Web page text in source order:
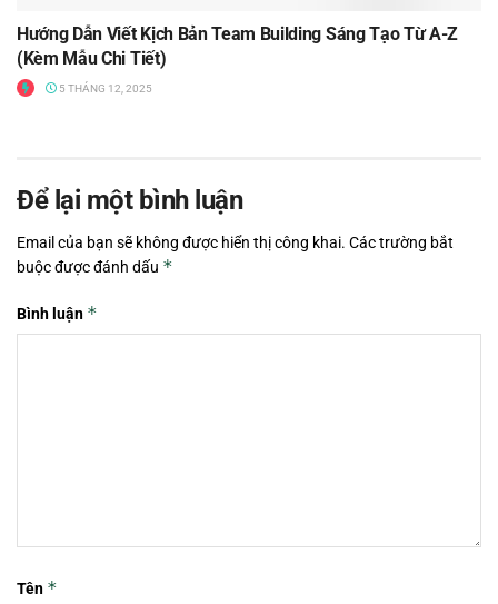
Hướng Dẫn Viết Kịch Bản Team Building Sáng Tạo Từ A-Z
(Kèm Mẫu Chi Tiết)
5 THÁNG 12, 2025
Để lại một bình luận
Email của bạn sẽ không được hiển thị công khai. Các trường bắt
buộc được đánh dấu *
Bình luận *
Tên *